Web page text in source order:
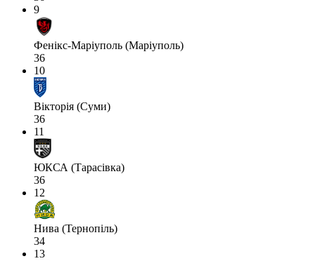
9
Фенікс-Маріуполь (Маріуполь)
36
10
Вікторія (Суми)
36
11
ЮКСА (Тарасівка)
36
12
Нива (Тернопіль)
34
13